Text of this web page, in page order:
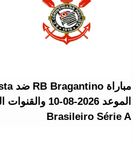
Brasileiro Série A